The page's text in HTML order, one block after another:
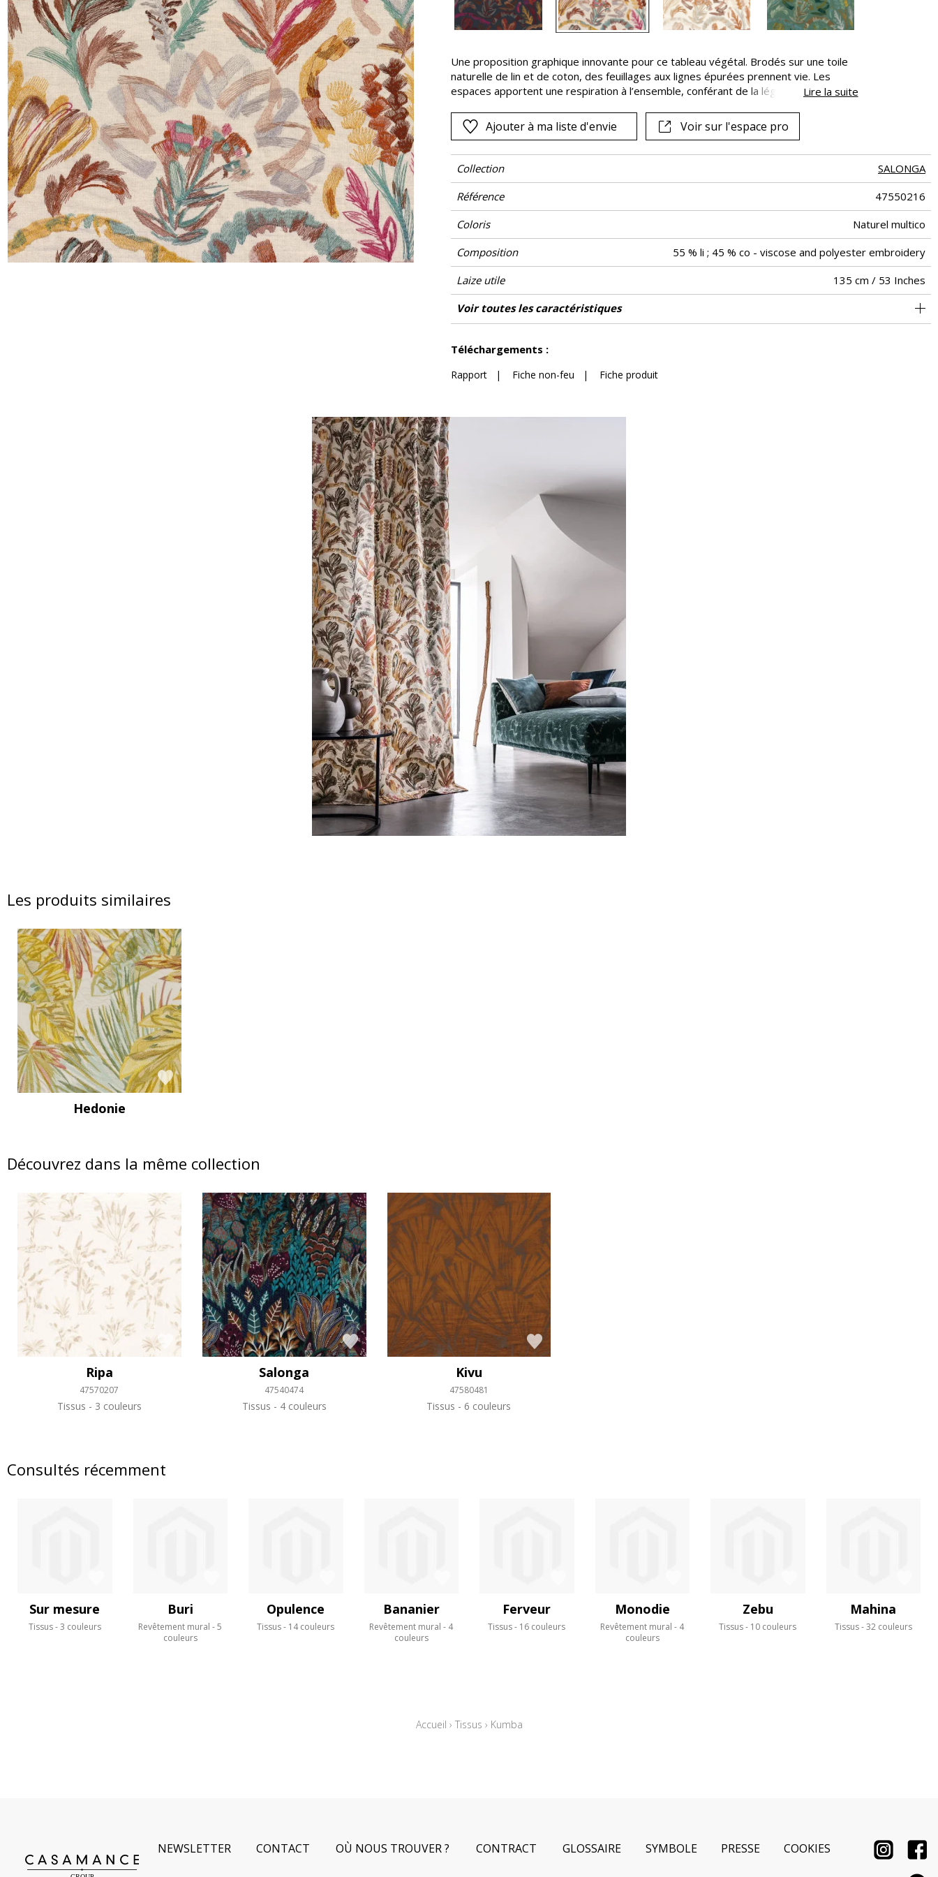
Satin
Taffetas
Velours
Rose
Rouge
Vert
Violet
Une proposition graphique innovante pour ce tableau végétal. Brodés sur une toile
naturelle de lin et de coton, des feuillages aux lignes épurées prennent vie. Les
espaces apportent une respiration à l’ensemble, conférant de la légèreté à cette
Lire la suite
Ajouter à ma liste d'envie Voir sur l'espace pro
Collection
SALONGA
Référence
47550216
Coloris
Naturel multico
Composition
55 % li ; 45 % co - viscose and polyester embroidery
Laize utile
135 cm / 53 Inches
Raccord
Raccord droit
Sens De large
Poids g/m² 265
Performance Accoustique aw - 0.15
Usage
Entretien
Pays d'origine Inde
Rapport Horizontal 65 cm / 26 Inches
Rapport Vertical 38 cm / 15 Inches
Caractéristiques Outdoor
Voir toutes les caractéristiques
Téléchargements :
Rapport| Fiche non-feu | Fiche produit
Les produits similaires
Hedonie
Découvrez dans la même collection
Ripa
47570207
Tissus 3 couleurs
Salonga
47540474
Tissus 4 couleurs
Kivu
47580481
Tissus 6 couleurs
Consultés récemment
Sur mesure
Tissus 3 couleurs
Buri
Revêtement mural
5
couleurs
Opulence
Tissus 14 couleurs
Bananier
Revêtement mural
4
couleurs
Ferveur
Tissus 16 couleurs
Monodie
Revêtement mural
4
couleurs
Zebu
Tissus 10 couleurs
Mahina
Tissus 32 couleurs
Accueil › Tissus › Kumba
NEWSLETTER CONTACT OÙ NOUS TROUVER ? CONTRACT GLOSSAIRE SYMBOLE PRESSE COOKIES